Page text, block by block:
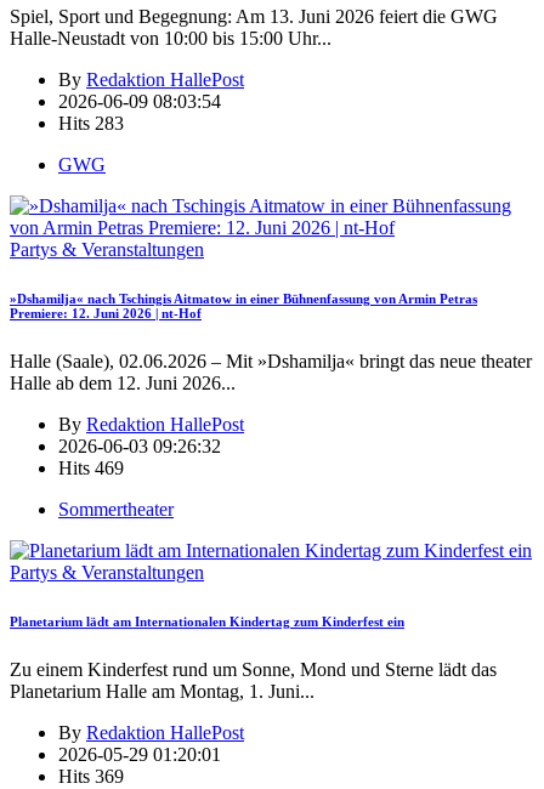
Spiel, Sport und Begegnung: Am 13. Juni 2026 feiert die GWG
Halle-Neustadt von 10:00 bis 15:00 Uhr...
By Redaktion HallePost
2026-06-09 08:03:54
Hits 283
GWG
Partys & Veranstaltungen
»Dshamilja« nach Tschingis Aitmatow in einer Bühnenfassung von Armin Petras
Premiere: 12. Juni 2026 | nt-Hof
Halle (Saale), 02.06.2026 – Mit »Dshamilja« bringt das neue theater
Halle ab dem 12. Juni 2026...
By Redaktion HallePost
2026-06-03 09:26:32
Hits 469
Sommertheater
Partys & Veranstaltungen
Planetarium lädt am Internationalen Kindertag zum Kinderfest ein
Zu einem Kinderfest rund um Sonne, Mond und Sterne lädt das
Planetarium Halle am Montag, 1. Juni...
By Redaktion HallePost
2026-05-29 01:20:01
Hits 369